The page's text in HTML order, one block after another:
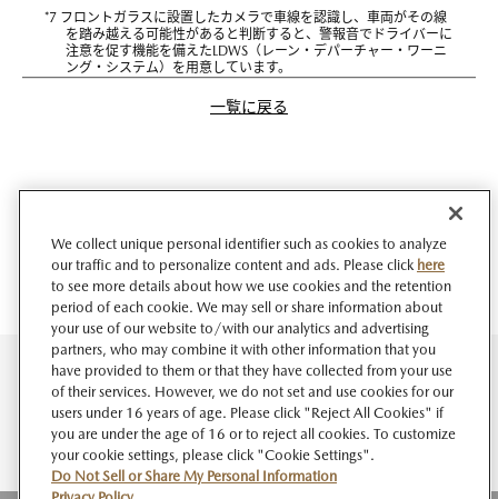
*7 フロントガラスに設置したカメラで車線を認識し、車両がその線
を踏み越える可能性があると判断すると、警報音でドライバーに
注意を促す機能を備えたLDWS（レーン・デパーチャー・ワーニ
ング・システム）を用意しています。
一覧に戻る
We collect unique personal identifier such as cookies to analyze
our traffic and to personalize content and ads. Please click here
to see more details about how we use cookies and the retention
period of each cookie. We may sell or share information about
your use of our website to/with our analytics and advertising
partners, who may combine it with other information that you
have provided to them or that they have collected from your use
of their services. However, we do not set and use cookies for our
users under 16 years of age. Please click "Reject All Cookies" if
you are under the age of 16 or to reject all cookies. To customize
your cookie settings, please click "Cookie Settings".
Do Not Sell or Share My Personal Information